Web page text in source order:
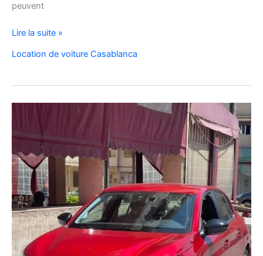
peuvent
expert
la
de
voitures
Maroc
Lire la suite »
Location de voiture Casablanca